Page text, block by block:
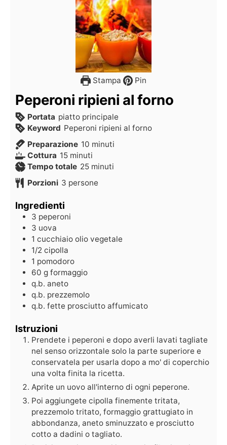
Stampa Pin
Peperoni ripieni al forno
Portata piatto principale
Keyword Peperoni ripieni al forno
Preparazione 10 minuti
Cottura 15 minuti
Tempo totale 25 minuti
Porzioni 3 persone
Ingredienti
3 peperoni
3 uova
1 cucchiaio olio vegetale
1/2 cipolla
1 pomodoro
60 g formaggio
q.b. aneto
q.b. prezzemolo
q.b. fette prosciutto affumicato
Istruzioni
Prendete i peperoni e dopo averli lavati tagliate
nel senso orizzontale solo la parte superiore e
conservatela per usarla dopo a mo' di coperchio
una volta finita la ricetta.
Aprite un uovo all'interno di ogni peperone.
Poi aggiungete cipolla finemente tritata,
prezzemolo tritato, formaggio grattugiato in
abbondanza, aneto sminuzzato e prosciutto
cotto a dadini o tagliato.